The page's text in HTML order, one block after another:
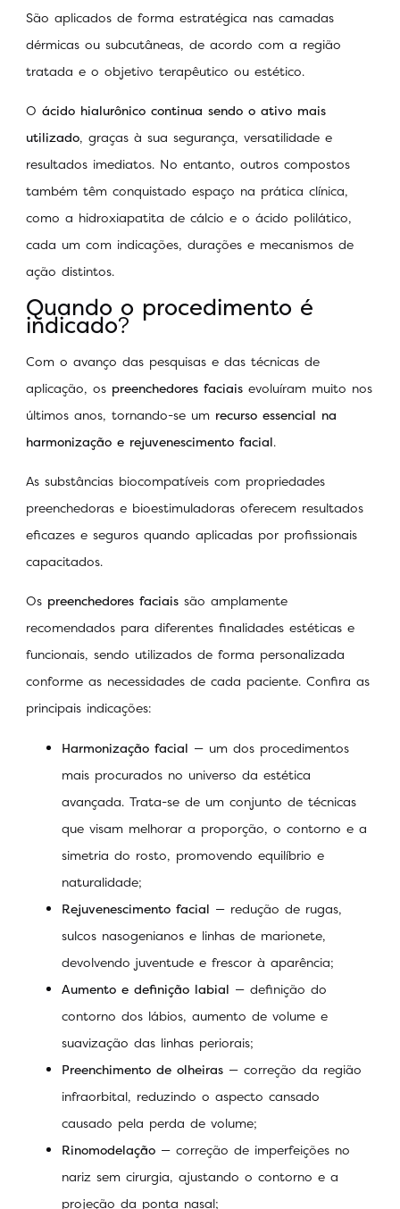
São aplicados de forma estratégica nas camadas
dérmicas ou subcutâneas, de acordo com a região
tratada e o objetivo terapêutico ou estético.
O ácido hialurônico continua sendo o ativo mais
utilizado, graças à sua segurança, versatilidade e
resultados imediatos. No entanto, outros compostos
também têm conquistado espaço na prática clínica,
como a hidroxiapatita de cálcio e o ácido polilático,
cada um com indicações, durações e mecanismos de
ação distintos.
Quando o procedimento é
indicado?
Com o avanço das pesquisas e das técnicas de
aplicação, os preenchedores faciais evoluíram muito nos
últimos anos, tornando-se um recurso essencial na
harmonização e rejuvenescimento facial.
As substâncias biocompatíveis com propriedades
preenchedoras e bioestimuladoras oferecem resultados
eficazes e seguros quando aplicadas por profissionais
capacitados.
Os preenchedores faciais são amplamente
recomendados para diferentes finalidades estéticas e
funcionais, sendo utilizados de forma personalizada
conforme as necessidades de cada paciente. Confira as
principais indicações:
Harmonização facial — um dos procedimentos
mais procurados no universo da estética
avançada. Trata-se de um conjunto de técnicas
que visam melhorar a proporção, o contorno e a
simetria do rosto, promovendo equilíbrio e
naturalidade;
Rejuvenescimento facial — redução de rugas,
sulcos nasogenianos e linhas de marionete,
devolvendo juventude e frescor à aparência;
Aumento e definição labial — definição do
contorno dos lábios, aumento de volume e
suavização das linhas periorais;
Preenchimento de olheiras — correção da região
infraorbital, reduzindo o aspecto cansado
causado pela perda de volume;
Rinomodelação — correção de imperfeições no
nariz sem cirurgia, ajustando o contorno e a
projeção da ponta nasal;